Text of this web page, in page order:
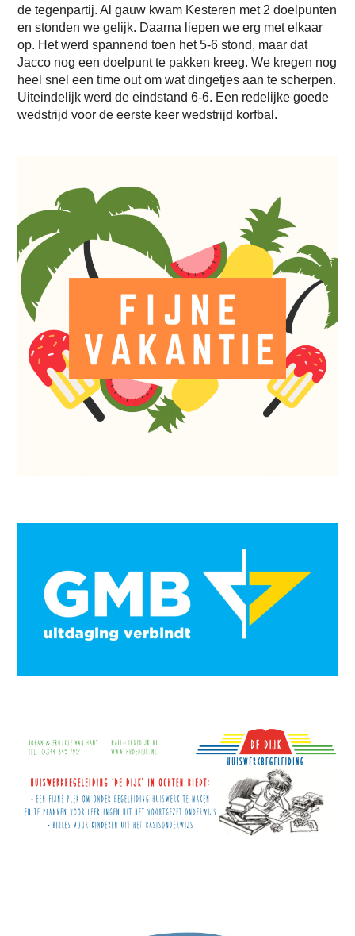
de tegenpartij. Al gauw kwam Kesteren met 2 doelpunten
en stonden we gelijk. Daarna liepen we erg met elkaar
op. Het werd spannend toen het 5-6 stond, maar dat
Jacco nog een doelpunt te pakken kreeg. We kregen nog
heel snel een time out om wat dingetjes aan te scherpen.
Uiteindelijk werd de eindstand 6-6. Een redelijke goede
wedstrijd voor de eerste keer wedstrijd korfbal.